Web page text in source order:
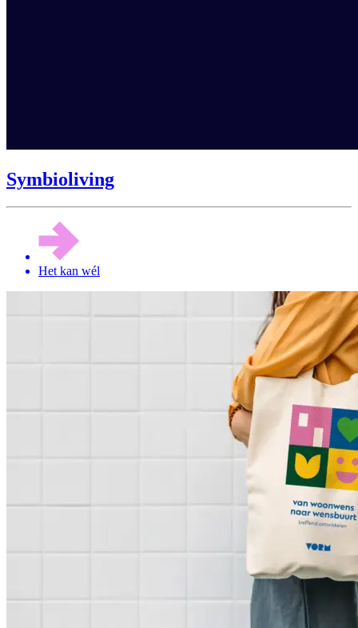
Symbioliving
Het kan wél